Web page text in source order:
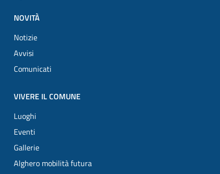
NOVITÀ
Notizie
Avvisi
Comunicati
VIVERE IL COMUNE
Luoghi
Eventi
Gallerie
Alghero mobilità futura